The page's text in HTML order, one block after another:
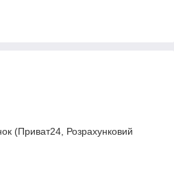
(Приват24, Розрахунковий